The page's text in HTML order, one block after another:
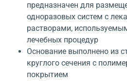
предназначен для
одноразовых систем с
растворами,
лечебных процедур
Основание выполнено из
круглого сечения с
покрытием